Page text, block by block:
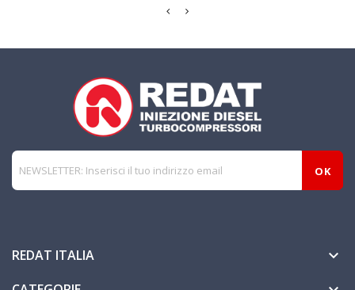
REDAT ITALIA 